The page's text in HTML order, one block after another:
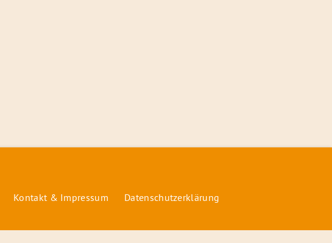
Kontakt & Impressum Datenschutzerklärung